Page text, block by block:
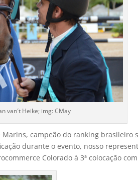
van´t Heike; img: CMay
campeão do ranking brasileiro
durante o evento, nosso
Colorado à 3ª colocação